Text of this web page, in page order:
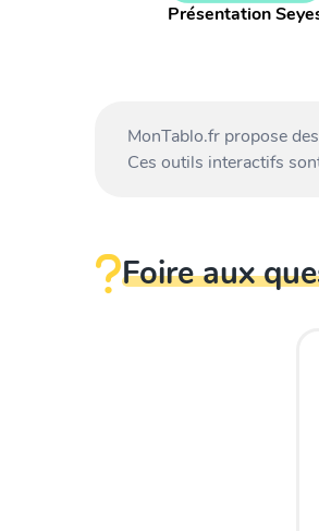
Présentation
MonTablo.fr propose
Ces outils interactifs
Foire aux